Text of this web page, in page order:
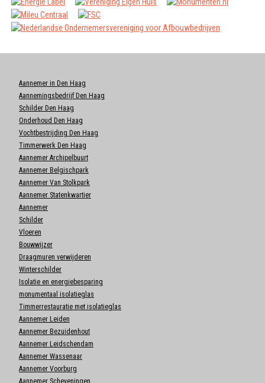
Aannemer in Den Haag
Aannemingsbedrijf Den Haag
Schilder Den Haag
Onderhoud Den Haag
Vochtbestrijding Den Haag
Timmerwerk Den Haag
Aannemer Archipelbuurt
Aannemer Belgischpark
Aannemer Van Stolkpark
Aannemer Statenkwartier
Aannemer
Schilder
Vloeren
Bouwwijzer
Draagmuren verwijderen
Winterschilder
Isolatie en energiebesparing
monumentaal isolatieglas
Timmerrestauratie met isolatieglas
Aannemer Leiden
Aannemer Bezuidenhout
Aannemer Leidschendam
Aannemer Wassenaar
Aannemer Voorburg
Aannemer Scheveningen